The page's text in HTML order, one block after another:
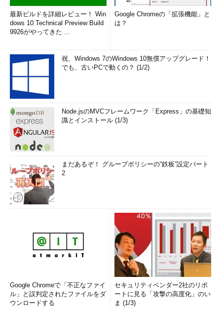
最新ビルドを詳細レビュー！ Win
dows 10 Technical Preview Build
9926がやってきた ...
Google Chromeの「拡張機能」と
は？
祝、Windows 7のWindows 10無償アップグレード！
でも、古いPCで動くの？ (1/2)
Node.jsのMVCフレームワーク「Express」の基礎知
識とインストール (1/3)
まだあるぞ！ グループポリシーの“鉄板”設定パート
2
Google Chromeで「不正なファイ
ル」と誤判定されたファイルをダ
ウンロードする
セキュリティベンダー2社のリポ
ートに見る「攻撃の高度化」のい
ま (1/3)